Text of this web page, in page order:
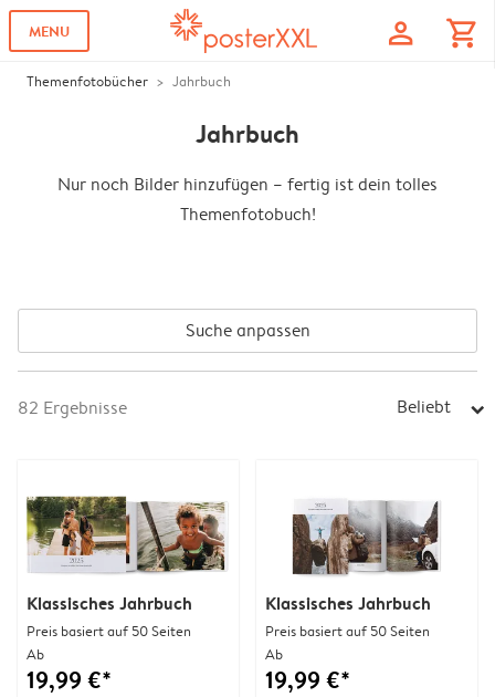
MENU profile shopping_cart
Themenfotobücher Jahrbuch
Jahrbuch
Nur noch Bilder hinzufügen – fertig ist dein tolles
Themenfotobuch!
Suche anpassen
82 Ergebnisse Beliebt arrow_right
Klassisches Jahrbuch
Preis basiert auf 50 Seiten
Ab
19,99 €*
Klassisches Jahrbuch
Preis basiert auf 50 Seiten
Ab
19,99 €*